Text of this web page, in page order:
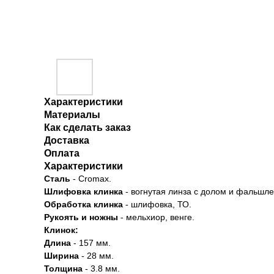
Характеристики
Материалы
Как сделать заказ
Доставка
Оплата
Характеристики
Сталь - Cromax.
Шлифовка клинка - вогнутая линза с долом и
Обработка клинка - шлифовка, ТО.
Рукоять и ножны - мельхиор, венге.
Клинок:
Длина - 157 мм.
Ширина - 28 мм.
Толщина - 3.8 мм.